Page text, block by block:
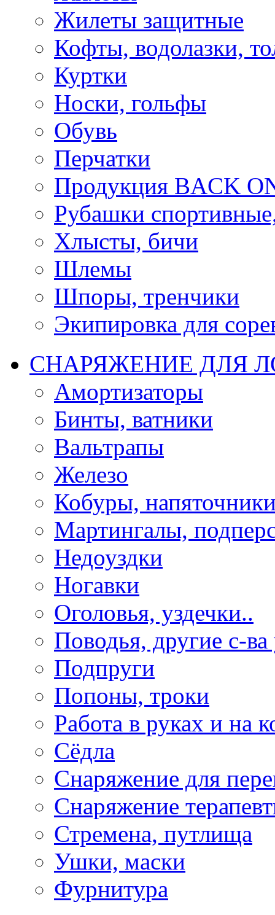
Жилеты защитные
Кофты, водолазки,
Куртки
Носки, гольфы
Обувь
Перчатки
Продукция BACK
Рубашки
Хлысты, бичи
Шлемы
Шпоры, тренчики
Экипировка для
СНАРЯЖЕНИЕ ДЛЯ
Амортизаторы
Бинты, ватники
Вальтрапы
Железо
Кобуры,
Мартингалы,
Недоуздки
Ногавки
Оголовья, уздечки..
Поводья, другие с-
Подпруги
Попоны, троки
Работа в руках и на
Сёдла
Снаряжение для
Снаряжение
Стремена, путлища
Ушки, маски
Фурнитура